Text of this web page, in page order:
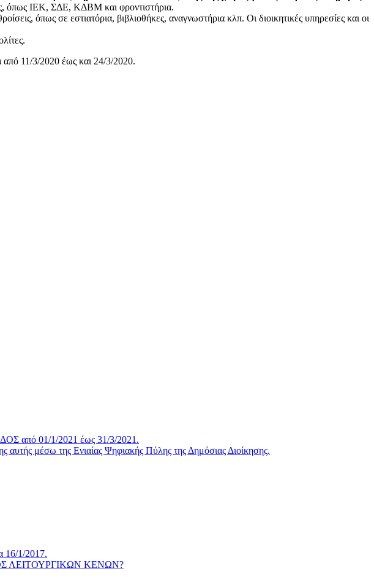
όπως ΙΕΚ, ΣΔΕ, ΚΔΒΜ και φροντιστήρια.
όπως σε εστιατόρια, βιβλιοθήκες, αναγνωστήρια κλπ. Οι διοικητικές υπηρεσίες και οι
από 11/3/2020 έως και 24/3/2020.
01/1/2021 έως 31/3/2021.
μέσω της Ενιαίας Ψηφιακής Πύλης της Δημόσιας Διοίκησης.
16/1/2017.
ΛΕΙΤΟΥΡΓΙΚΩΝ ΚΕΝΩΝ?